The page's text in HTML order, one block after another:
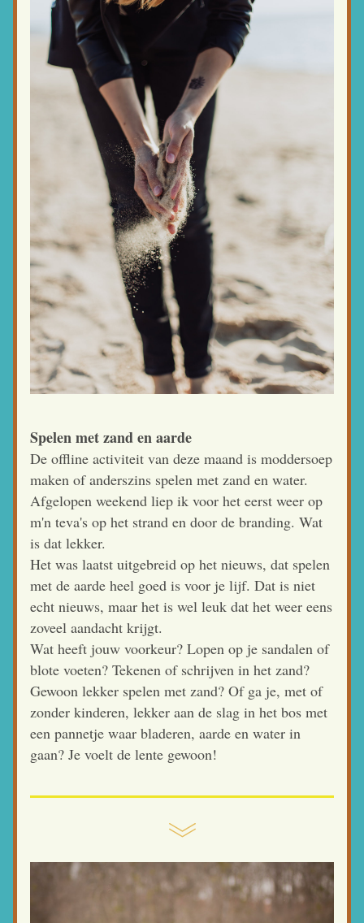
Spelen met zand en aarde
De offline activiteit van deze maand is moddersoep
maken of anderszins spelen met zand en water.
Afgelopen weekend liep ik voor het eerst weer op
m'n teva's op het strand en door de branding. Wat
is dat lekker.
Het was laatst uitgebreid op het nieuws, dat spelen
met de aarde heel goed is voor je lijf. Dat is niet
echt nieuws, maar het is wel leuk dat het weer eens
zoveel aandacht krijgt.
Wat heeft jouw voorkeur? Lopen op je sandalen of
blote voeten? Tekenen of schrijven in het zand?
Gewoon lekker spelen met zand? Of ga je, met of
zonder kinderen, lekker aan de slag in het bos met
een pannetje waar bladeren, aarde en water in
gaan? Je voelt de lente gewoon!